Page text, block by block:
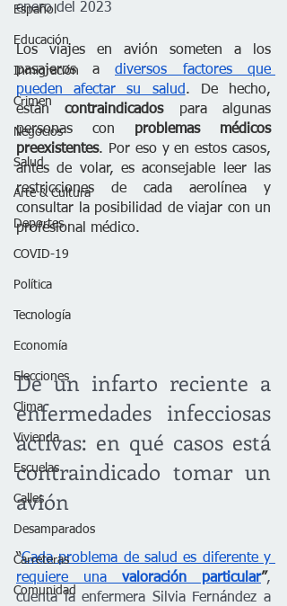
Español
Educación
Inmigración
Crimen
Negocios
Salud
Arte & Cultura
Deportes
COVID-19
Política
Tecnología
Economía
Elecciones
Clima
Vivienda
Escuelas
Calles
Desamparados
Carreteras
Comunidad
enero del 2023
Los viajes en avión someten a los
pasajeros a diversos factores que
pueden afectar su salud. De hecho,
están contraindicados para algunas
personas con problemas médicos
preexistentes. Por eso y en estos casos,
antes de volar, es aconsejable leer las
restricciones de cada aerolínea y
consultar la posibilidad de viajar con un
profesional médico.
De un infarto reciente a
enfermedades infecciosas
activas: en qué casos está
contraindicado tomar un
avión
“Cada problema de salud es diferente y
requiere una valoración particular”,